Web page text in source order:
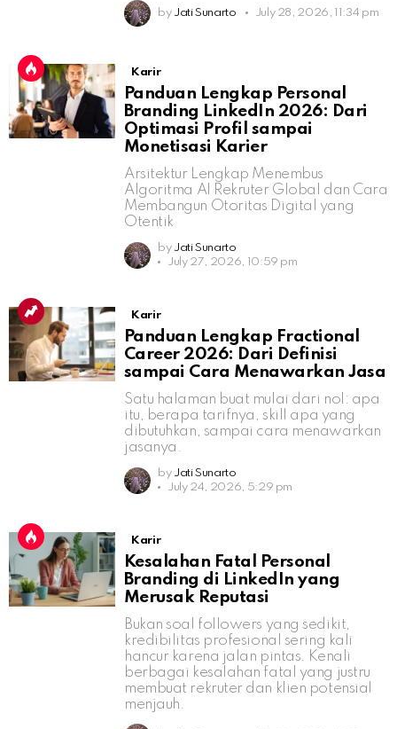
by Jati Sunarto July 28, 2026, 11:34 pm
Karir
Panduan Lengkap Personal
Branding LinkedIn 2026: Dari
Optimasi Profil sampai
Monetisasi Karier
Arsitektur Lengkap Menembus
Algoritma AI Rekruter Global dan Cara
Membangun Otoritas Digital yang
Otentik
by Jati Sunarto
July 27, 2026, 10:59 pm
Karir
Panduan Lengkap Fractional
Career 2026: Dari Definisi
sampai Cara Menawarkan Jasa
Satu halaman buat mulai dari nol: apa
itu, berapa tarifnya, skill apa yang
dibutuhkan, sampai cara menawarkan
jasanya.
by Jati Sunarto
July 24, 2026, 5:29 pm
Karir
Kesalahan Fatal Personal
Branding di LinkedIn yang
Merusak Reputasi
Bukan soal followers yang sedikit,
kredibilitas profesional sering kali
hancur karena jalan pintas. Kenali
berbagai kesalahan fatal yang justru
membuat rekruter dan klien potensial
menjauh.